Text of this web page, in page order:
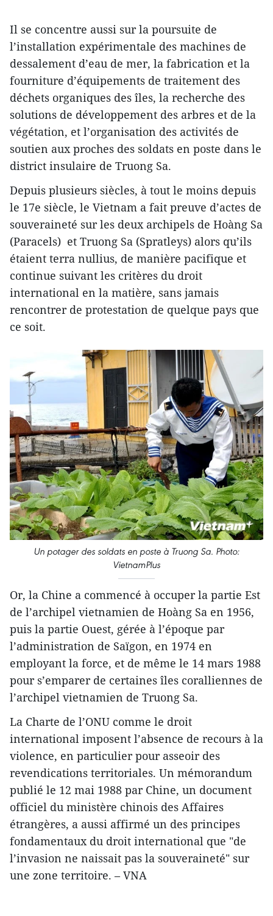
Il se concentre aussi sur la poursuite de
l’installation expérimentale des machines de
dessalement d’eau de mer, la fabrication et la
fourniture d’équipements de traitement des
déchets organiques des îles, la recherche des
solutions de développement des arbres et de la
végétation, et l’organisation des activités de
soutien aux proches des soldats en poste dans le
district insulaire de Truong Sa.
Depuis plusieurs siècles, à tout le moins depuis
le 17e siècle, le Vietnam a fait preuve d’actes de
souveraineté sur les deux archipels de Hoàng Sa
(Paracels) et Truong Sa (Spratleys) alors qu’ils
étaient terra nullius, de manière pacifique et
continue suivant les critères du droit
international en la matière, sans jamais
rencontrer de protestation de quelque pays que
ce soit.​
Un potager des soldats en poste à Truong Sa. Photo:
VietnamPlus
Or, la Chine a commencé à occuper la partie Est
de l’archipel vietnamien de Hoàng Sa en 1956,
puis la partie Ouest, gérée à l’époque par
l’administration de Saïgon, en 1974 en
employant la force, et de même le 14 mars 1988
pour s’emparer de certaines îles coralliennes de
l’archipel vietnamien de Truong Sa.
La Charte de l’ONU comme le droit
international imposent l’absence de recours à la
violence, en particulier pour asseoir des
revendications territoriales. Un mémorandum
publié le 12 mai 1988 par Chine, un document
officiel du ministère chinois des Affaires
étrangères, a aussi affirmé un des principes
fondamentaux du droit international que "de
l’invasion ne naissait pas la souveraineté" sur
une zone territoire. – VNA